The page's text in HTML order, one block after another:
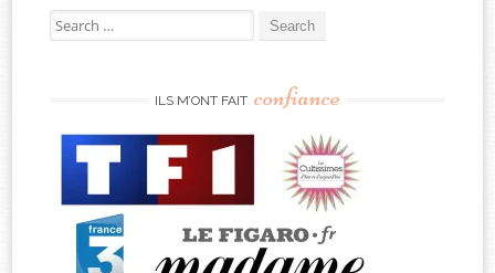
Search
for:
ILS M’ONT FAIT confiance